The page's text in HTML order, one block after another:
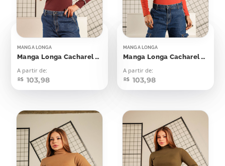
MANGA LONGA
Manga Longa Cacharel Canelada Cereja Laqueada
A partir de:
R$ 103,98
MANGA LONGA
Manga Longa Cacharel Canelada Laranja Rust
A partir de:
R$ 103,98